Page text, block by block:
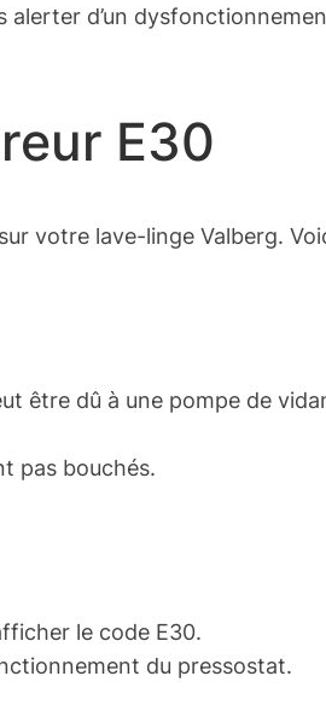
d’un
E30
sur votre lave-linge Valberg.
être dû à une pompe de
pas bouchés.
le code E30.
du pressostat.